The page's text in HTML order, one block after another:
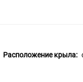
Расположение крыла: